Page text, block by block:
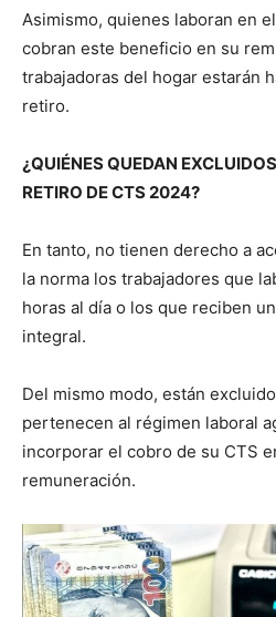
Asimismo, quienes laboran en
cobran este beneficio en su
trabajadoras del hogar estarán
retiro.
¿QUIÉNES QUEDAN
RETIRO DE CTS 2024?
En tanto, no tienen derecho a
la norma los trabajadores que
horas al día o los que reciben
integral.
Del mismo modo, están
pertenecen al régimen laboral
incorporar el cobro de su CTS
remuneración.